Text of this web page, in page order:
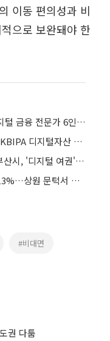
이동 편의성과 비
으로 보완돼야 한
‘스테이블코인: 머니 리셋’ 출간…디지털 금융 전문가 6인 공저
"디지털자산은 방향이 아닌 속도"…'KBIPA 디지털자산 TF' 공식 출범
"블록체인에 배터리까지 얹었다"…부산시, '디지털 여권' 기반 순환경제 모델 첫발
美 클래리티 법안 연내 통과 가능성 13%…상원 문턱서 제동
#비대면
권 다툼